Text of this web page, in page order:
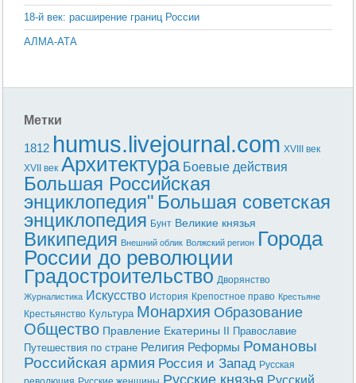
18-й век: расширение границ России
АЛМА-АТА
Метки
1812 humus.livejournal.com XVIII век
XVII век Архитектура Боевые действия
Большая Российская
энциклопедия" Большая советская
энциклопедия Бунт Великие князья
Википедия Внешний облик Волжский регион Города
России до революции
Градостроительство Дворянство
Журналистика Искусство История Крепостное право Крестьяне
Крестьянство Культура Монархия Образование
Общество Правление Екатерины II Православие
Путешествия по стране Религия Реформы Романовы
Российская армия Россия и Запад Русская
Русские князья Русский